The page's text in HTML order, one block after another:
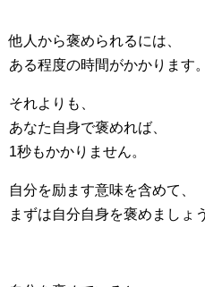
他人から褒められるには、
ある程度の時間がかかります。
それよりも、
あなた自身で褒めれば、
1秒もかかりません。
自分を励ます意味を含めて、
まずは自分自身を褒めましょ